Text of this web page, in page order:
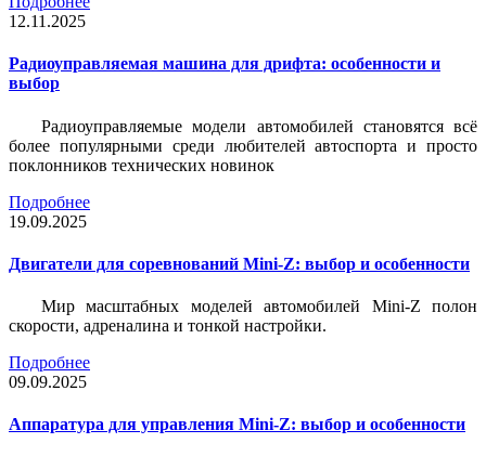
12.11.2025
Радиоуправляемая машина для дрифта: особенности и
выбор
Радиоуправляемые модели автомобилей становятся всё
более популярными среди любителей автоспорта и просто
поклонников технических новинок
Подробнее
19.09.2025
Двигатели для соревнований Mini-Z: выбор и особенности
Мир масштабных моделей автомобилей Mini-Z полон
скорости, адреналина и тонкой настройки.
Подробнее
09.09.2025
Аппаратура для управления Mini-Z: выбор и особенности